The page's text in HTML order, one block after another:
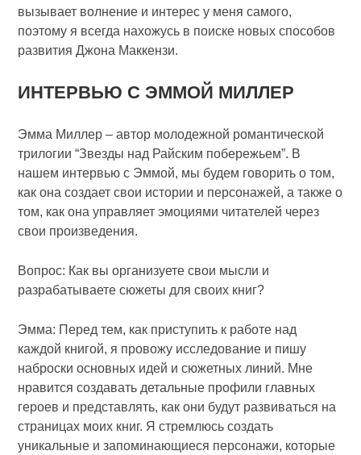
вызывает волнение и интерес у меня самого,
поэтому я всегда нахожусь в поиске новых способов
развития Джона Маккензи.
ИНТЕРВЬЮ С ЭММОЙ МИЛЛЕР
Эмма Миллер – автор молодежной романтической
трилогии “Звезды над Райским побережьем”. В
нашем интервью с Эммой, мы будем говорить о том,
как она создает свои истории и персонажей, а также о
том, как она управляет эмоциями читателей через
свои произведения.
Вопрос: Как вы организуете свои мысли и
разрабатываете сюжеты для своих книг?
Эмма: Перед тем, как приступить к работе над
каждой книгой, я провожу исследование и пишу
наброски основных идей и сюжетных линий. Мне
нравится создавать детальные профили главных
героев и представлять, как они будут развиваться на
страницах моих книг. Я стремлюсь создать
уникальные и запоминающиеся персонажи, которые